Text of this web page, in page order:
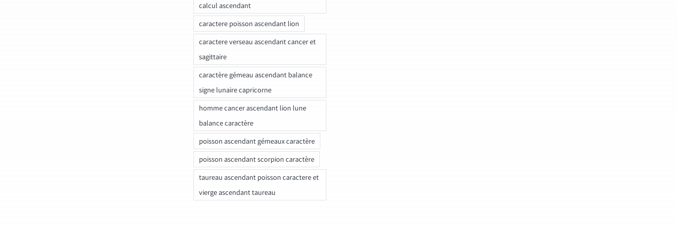
calcul ascendant
caractere poisson ascendant lion
caractere verseau ascendant cancer et
sagittaire
caractère gémeau ascendant balance
signe lunaire capricorne
homme cancer ascendant lion lune
balance caractère
poisson ascendant gémeaux caractère
poisson ascendant scorpion caractère
taureau ascendant poisson caractere et
vierge ascendant taureau